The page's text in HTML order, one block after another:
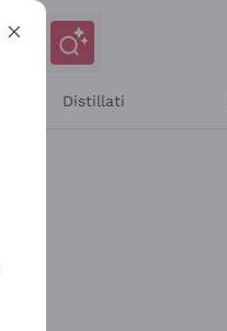
Distillati